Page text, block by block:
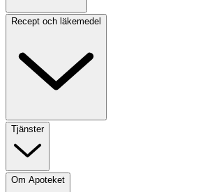
Recept och läkemedel
Tjänster
Om Apoteket